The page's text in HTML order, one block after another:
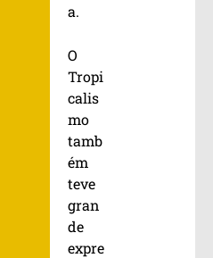
a.
O
Tropi
calis
mo
tamb
ém
teve
gran
de
expre